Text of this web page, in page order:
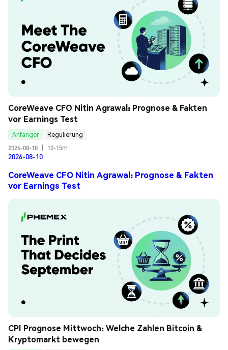
CoreWeave CFO Nitin Agrawal: Prognose & Fakten
vor Earnings Test
Anfänger
Regulierung
2026-08-10
10-15m
2026-08-10
CoreWeave CFO Nitin Agrawal: Prognose & Fakten
vor Earnings Test
CPI Prognose Mittwoch: Welche Zahlen Bitcoin &
Kryptomarkt bewegen